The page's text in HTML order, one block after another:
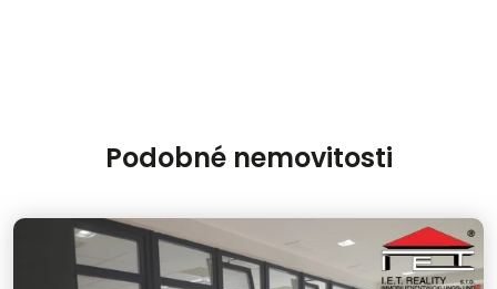
Podobné nemovitosti